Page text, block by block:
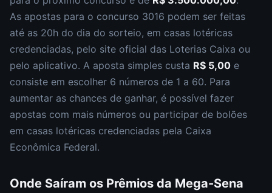
As apostas para o concurso 3016 podem ser feitas
até as 20h do dia do sorteio, em casas lotéricas
credenciadas, pelo site oficial das Loterias Caixa ou
pelo aplicativo. A aposta simples custa R$ 5,00 e
consiste em escolher 6 números de 1 a 60. Para
aumentar as chances de ganhar, é possível fazer
apostas com mais números ou participar de bolões
em casas lotéricas credenciadas pela Caixa
Econômica Federal.
Onde Saíram os Prêmios da Mega-Sena